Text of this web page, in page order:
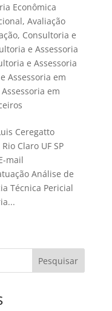
Econômica
, Avaliação
, Consultoria e
e Assessoria
e Assessoria
Assessoria em
em
Ceregatto
Claro UF SP
mail
Análise de
Técnica Pericial
Pesquisar